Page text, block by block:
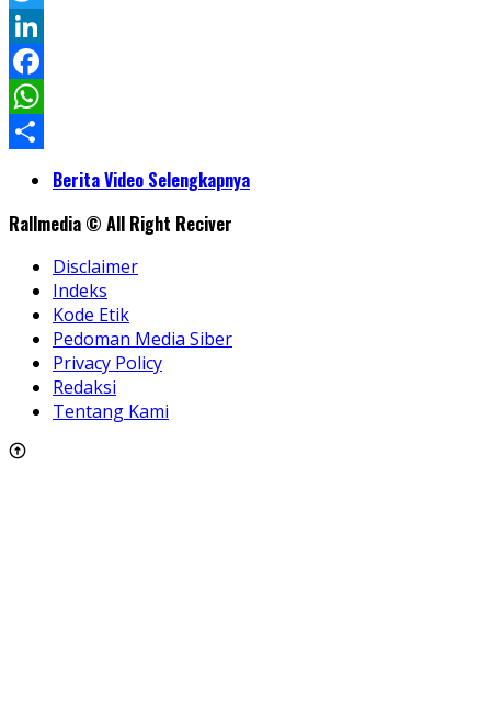
Twitter
LinkedIn
Facebook
WhatsApp
ShareBerita Video Selengkapnya
Rallmedia © All Right Reciver
Disclaimer
Indeks
Kode Etik
Pedoman Media Siber
Privacy Policy
Redaksi
Tentang Kami